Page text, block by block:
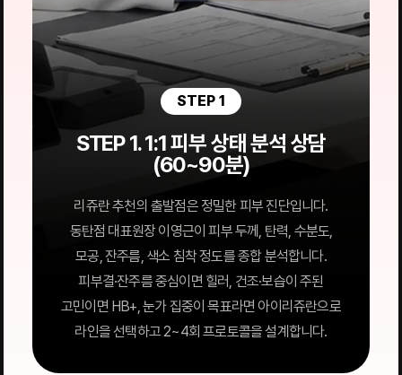
STEP 1
STEP 1. 1:1 피부 상태 분석 상담
(60~90분)
리쥬란 추천의 출발점은 정밀한 피부 진단입니다.
동탄점 대표원장 이영근이 피부 두께, 탄력, 수분도,
모공, 잔주름, 색소 침착 정도를 종합 분석합니다.
피부결·잔주름 중심이면 힐러, 건조·보습이 주된
고민이면 HB+, 눈가 집중이 목표라면 아이리쥬란으로
라인을 선택하고 2~4회 프로토콜을 설계합니다.